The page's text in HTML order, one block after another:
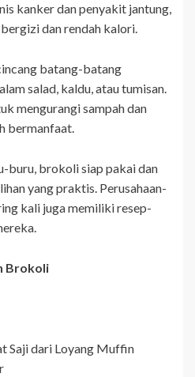
kanker dan penyakit jantung,
dan rendah kalori.
batang-batang
salad, kaldu, atau tumisan.
mengurangi sampah dan
bermanfaat.
buru, brokoli siap pakai dan
yang praktis. Perusahaan-
kali juga memiliki resep-
Brokoli
Saji dari Loyang Muffin